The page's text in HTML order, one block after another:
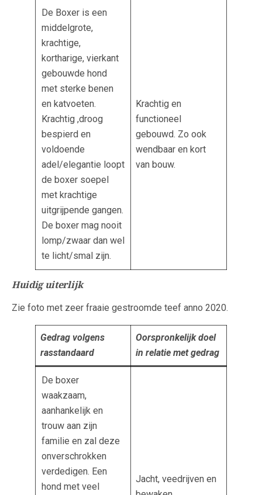
De Boxer is een
middelgrote,
krachtige,
kortharige, vierkant
gebouwde hond
met sterke benen
en katvoeten.
Krachtig ,droog
bespierd en
voldoende
adel/elegantie loopt
de boxer soepel
met krachtige
uitgrijpende gangen.
De boxer mag nooit
lomp/zwaar dan wel
te licht/smal zijn.
Krachtig en
functioneel
gebouwd. Zo ook
wendbaar en kort
van bouw.
Huidig uiterlijk
Zie foto met zeer fraaie gestroomde teef anno 2020.
Gedrag volgens
rasstandaard
Oorspronkelijk doel
in relatie met gedrag
De boxer
waakzaam,
aanhankelijk en
trouw aan zijn
familie en zal deze
onverschrokken
verdedigen. Een
hond met veel
Jacht, veedrijven en